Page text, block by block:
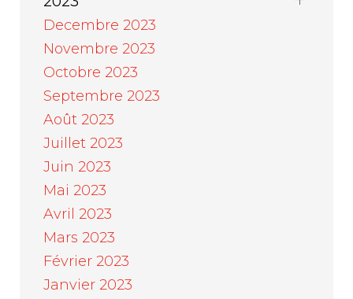
Decembre 2023
Novembre 2023
Octobre 2023
Septembre 2023
Août 2023
Juillet 2023
Juin 2023
Mai 2023
Avril 2023
Mars 2023
Février 2023
Janvier 2023